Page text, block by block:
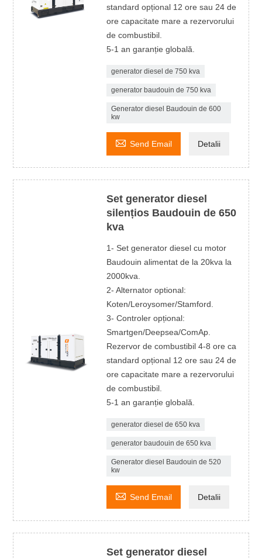
standard opțional 12 ore sau 24 de
ore capacitate mare a rezervorului
de combustibil.
5-1 an garanție globală.
generator diesel de 750 kva
generator baudouin de 750 kva
Generator diesel Baudouin de 600
kw
 Send Email Detalii
Set generator diesel
silențios Baudouin de 650
kva
1- Set generator diesel cu motor
Baudouin alimentat de la 20kva la
2000kva.
2- Alternator optional:
Koten/Leroysomer/Stamford.
3- Controler opțional:
Smartgen/Deepsea/ComAp.
Rezervor de combustibil 4-8 ore ca
standard opțional 12 ore sau 24 de
ore capacitate mare a rezervorului
de combustibil.
5-1 an garanție globală.
generator diesel de 650 kva
generator baudouin de 650 kva
Generator diesel Baudouin de 520
kw
 Send Email Detalii
Set generator diesel